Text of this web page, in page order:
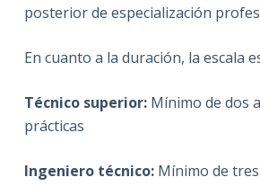
posterior de especialización
En cuanto a la duración, la escala
Técnico superior:Mínimo de dos
prácticas
Ingeniero técnico:Mínimo de tres